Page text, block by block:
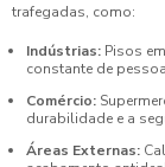
trafegadas, como:
Indústrias: Pisos
constante de
Comércio:
durabilidade e a
Áreas Externas: